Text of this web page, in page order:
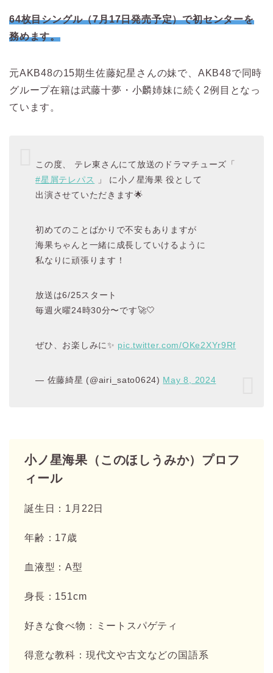
64枚目シングル（7月17日発売予定）で初センターを
務めます。
元AKB48の15期生佐藤妃星さんの妹で、AKB48で同時
グループ在籍は武藤十夢・小麟姉妹に続く2例目となっ
ています。
この度、 テレ東さんにて放送のドラマチューズ「
#星屑テレパス
」 に小ノ星海果 役として
出演させていただきます🌟
初めてのことばかりで不安もありますが
海果ちゃんと一緒に成長していけるように
私なりに頑張ります！
放送は6/25スタート
毎週火曜24時30分〜です🚀🤍
ぜひ、お楽しみに✨ pic.twitter.com/OKe2XYr9Rf
— 佐藤綺星 (@airi_sato0624) May 8, 2024
小ノ星海果（このほしうみか）プロフ
ィール
誕生日：1月22日
年齢：17歳
血液型：A型
身長：151cm
好きな食べ物：ミートスパゲティ
得意な教科：現代文や古文などの国語系